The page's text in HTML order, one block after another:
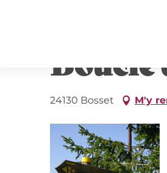
Boucle
24130 Bosset M'y